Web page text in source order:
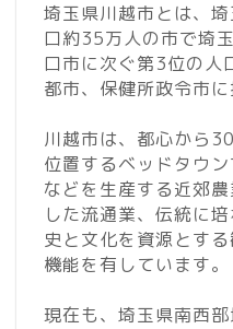
埼玉県川越市とは、
口約35万人の市で埼
口市に次ぐ第3位の人
都市、保健所政令市に
川越市は、都心から
位置するベッドタウ
などを生産する近郊
した流通業、伝統に
史と文化を資源とす
機能を有しています。
現在も、埼玉県南西